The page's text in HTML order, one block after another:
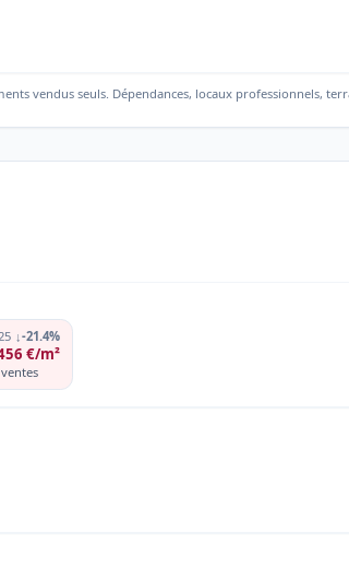
vendus seuls. Dépendances, locaux professionnels,
↓-21.4%
€/m²